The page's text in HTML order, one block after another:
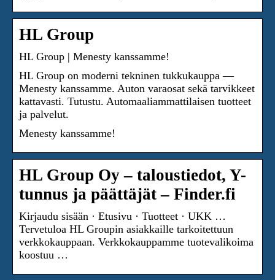
HL Group
HL Group | Menesty kanssamme!
HL Group on moderni tekninen tukkukauppa —
Menesty kanssamme. Auton varaosat sekä tarvikkeet
kattavasti. Tutustu. Automaaliammattilaisen tuotteet
ja palvelut.
Menesty kanssamme!
HL Group Oy – taloustiedot, Y-
tunnus ja päättäjät – Finder.fi
Kirjaudu sisään · Etusivu · Tuotteet · UKK …
Tervetuloa HL Groupin asiakkaille tarkoitettuun
verkkokauppaan. Verkkokauppamme tuotevalikoima
koostuu …